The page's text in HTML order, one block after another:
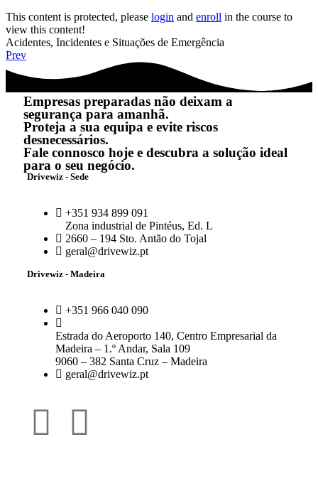
This content is protected, please login and enroll in the course to
view this content!
Acidentes, Incidentes e Situações de Emergência
Prev
Empresas preparadas não deixam a
segurança para amanhã.
Proteja a sua equipa e evite riscos
desnecessários.
Fale connosco hoje e descubra a solução ideal
para o seu negócio.
Drivewiz - Sede
+351 934 899 091
Zona industrial de Pintéus, Ed. L
2660 – 194 Sto. Antão do Tojal
geral@drivewiz.pt
Drivewiz - Madeira
+351 966 040 090
Estrada do Aeroporto 140, Centro Empresarial da
Madeira – 1.º Andar, Sala 109
9060 – 382 Santa Cruz – Madeira
geral@drivewiz.pt